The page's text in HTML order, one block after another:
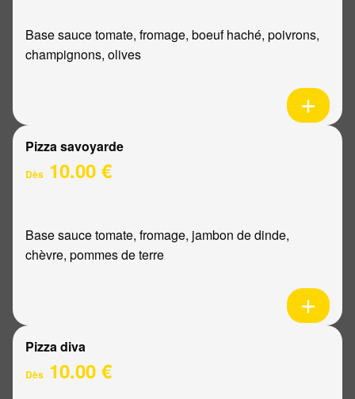
Base sauce tomate, fromage, boeuf haché, poivrons,
champignons, olives
Pizza savoyarde
Dès 10.00 €
Base sauce tomate, fromage, jambon de dinde,
chèvre, pommes de terre
Pizza diva
Dès 10.00 €